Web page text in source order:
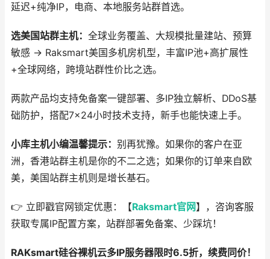
延迟+纯净IP，电商、本地服务站群首选。
选美国站群主机： 全球业务覆盖、大规模批量建站、预算
敏感 → Raksmart美国多机房机型，丰富IP池+高扩展性
+全球网络，跨境站群性价比之选。
两款产品均支持免备案一键部署、多IP独立解析、DDoS基
础防护，搭配7×24小时技术支持，新手也能快速上手。
小库主机小编温馨提示： 别再犹豫。如果你的客户在亚
洲，香港站群主机是你的不二之选；如果你的订单来自欧
美，美国站群主机则是增长基石。
👉 立即戳官网锁定优惠：【Raksmart官网】，咨询客服
获取专属IP配置方案，站群部署免备案、少踩坑！
RAKsmart硅谷裸机云多IP服务器限时6.5折，续费同价！